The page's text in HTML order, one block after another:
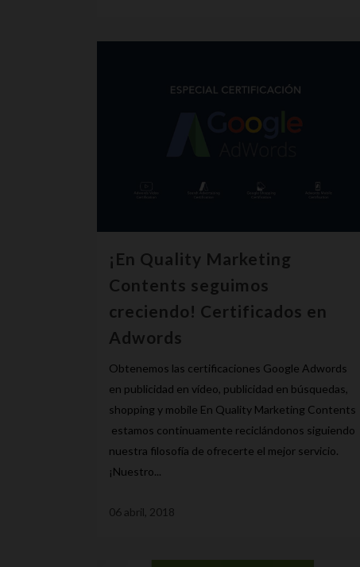
¡En Quality Marketing
Contents seguimos
creciendo! Certificados en
Adwords
Obtenemos las certificaciones Google Adwords
en publicidad en vídeo, publicidad en búsquedas,
shopping y mobile En Quality Marketing Contents
estamos continuamente reciclándonos siguiendo
nuestra filosofía de ofrecerte el mejor servicio.
¡Nuestro...
06 abril, 2018